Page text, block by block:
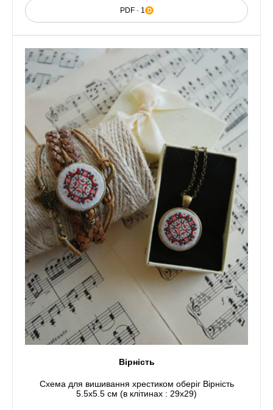
PDF · 1
Вірність
Схема для вишивання хрестиком оберіг Вірність
5.5x5.5 см (в клітинах : 29x29)